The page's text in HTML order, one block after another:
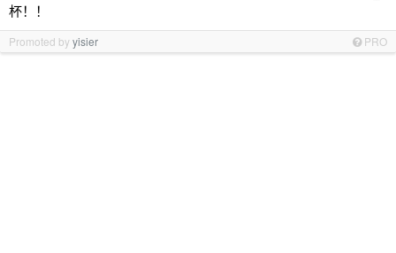
杯！！
Promoted byyisier PRO